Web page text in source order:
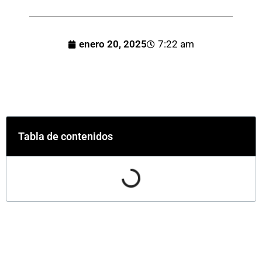
enero 20, 2025 7:22 am
Tabla de contenidos